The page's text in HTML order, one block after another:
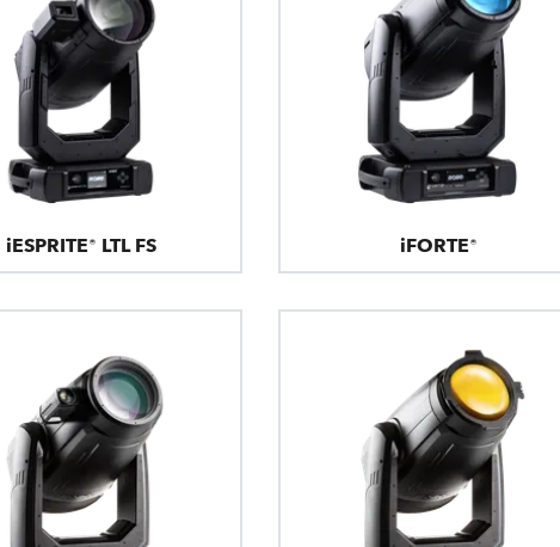
iESPRITE® LTL FS iFORTE®